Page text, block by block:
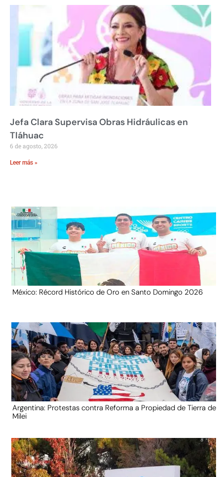
Jefa Clara Supervisa Obras Hidráulicas en
Tláhuac
6 de agosto, 2026
Leer más »
México: Récord Histórico de Oro en Santo Domingo 2026
Argentina: Protestas contra Reforma a Propiedad de Tierra de
Milei